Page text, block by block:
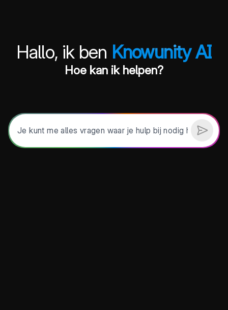
Hallo, ik ben Knowunity AI
Hoe kan ik helpen?